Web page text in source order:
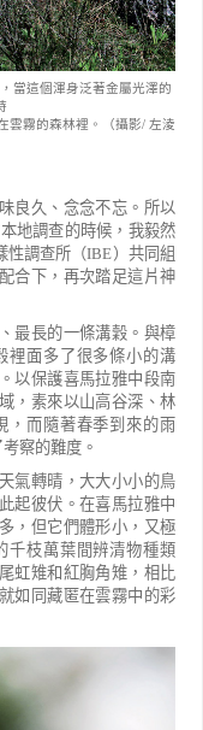
當這個渾身泛著金屬光澤的
雲霧的森林裡。（攝影/ 左淩
良久、念念不忘。所以
地調查的時候，我毅然
性調查所（IBE）共同組
合下，再次踏足這片神
最長的一條溝穀。與樟
裡面多了很多條小的溝
以保護喜馬拉雅中段南
，素來以山高谷深、林
，而隨著春季到來的雨
察的難度。
氣轉晴，大大小小的鳥
起彼伏。在喜馬拉雅中
，但它們體形小，又極
千枝萬葉間辨清物種類
虹雉和紅胸角雉，相比
如同藏匿在雲霧中的彩